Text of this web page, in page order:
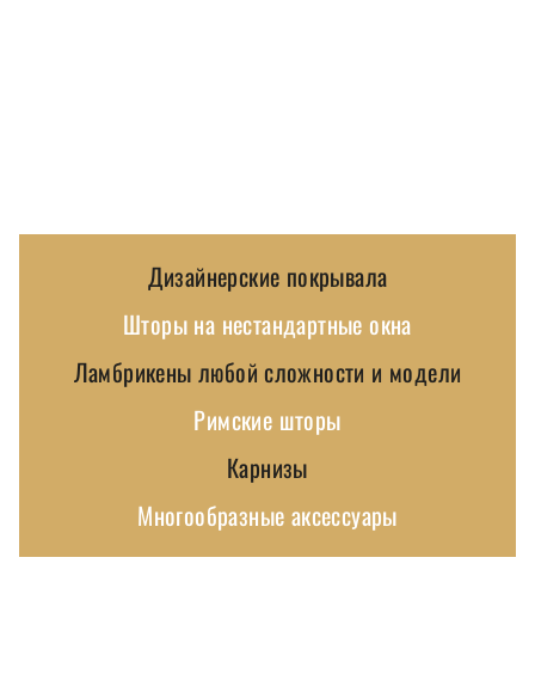
Дизайнерские покрывала
Шторы на нестандартные окна
Ламбрикены любой сложности и модели
Римские шторы
Карнизы
Многообразные аксессуары